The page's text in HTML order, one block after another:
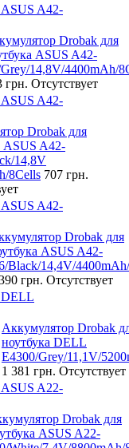
ASUS A42-
Drobak для
ASUS A42-
14,8V/4400mAh/
грн. Отсутствует
ASUS A42-
Drobak для
ASUS A42-
14,8V
8Cells 707 грн.
ASUS A42-
Drobak для
ASUS A42-
Black/14,4V/
грн. Отсутствует
DELL
Аккумулятор Drobak
ноутбука DELL
E4300/Grey/11,1V/
1 381 грн. Отсутствует
ASUS A22-
Drobak для
ASUS A22-